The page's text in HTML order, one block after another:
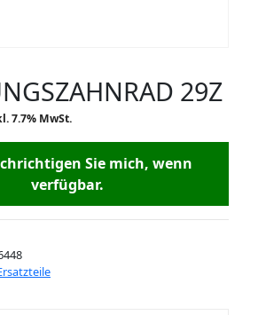
29Z
7.7% MwSt.
Sie mich, wenn
verfügbar.